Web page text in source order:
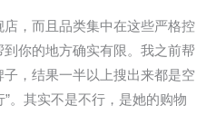
，而且品类集中在这些严格控
你的地方确实有限。我之前帮
，结果一半以上搜出来都是空
。其实不是不行，是她的购物